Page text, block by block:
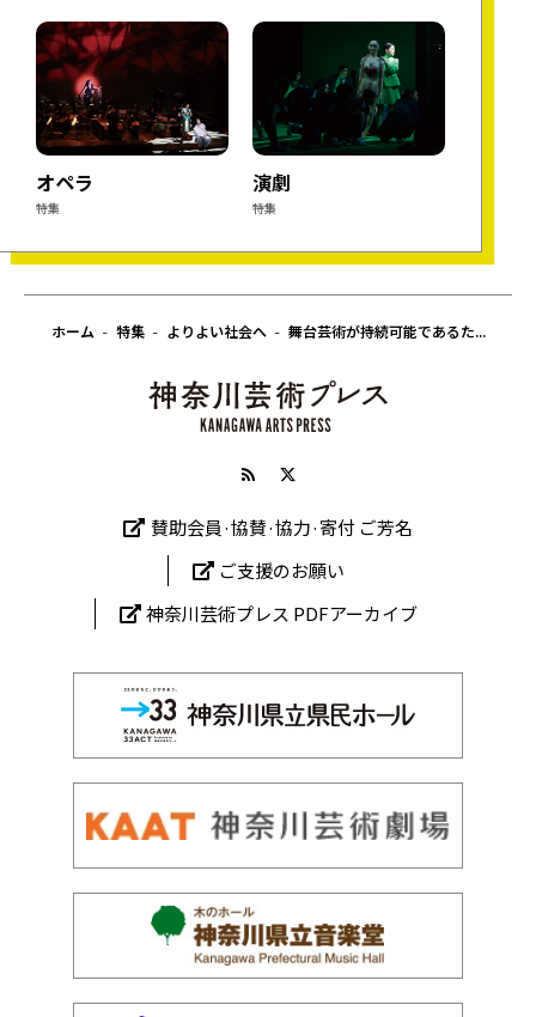
オペラ
特集
演劇
特集
ホーム 特集 よりよい社会へ 舞台芸術が持続可能であるた...
賛助会員·協賛·協力·寄付 ご芳名
ご支援のお願い
神奈川芸術プレス PDFアーカイブ